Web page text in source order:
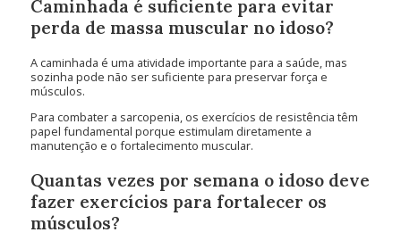
Caminhada é suficiente para evitar
perda de massa muscular no idoso?
A caminhada é uma atividade importante para a saúde, mas
sozinha pode não ser suficiente para preservar força e
músculos.
Para combater a sarcopenia, os exercícios de resistência têm
papel fundamental porque estimulam diretamente a
manutenção e o fortalecimento muscular.
Quantas vezes por semana o idoso deve
fazer exercícios para fortalecer os
músculos?